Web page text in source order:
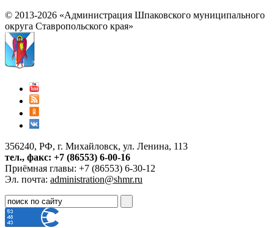
© 2013-2026 «Администрация Шпаковского муниципального
округа Ставропольского края»
356240, РФ, г. Михайловск, ул. Ленина, 113
тел., факс: +7 (86553) 6-00-16
Приёмная главы: +7 (86553) 6-30-12
Эл. почта: administration@shmr.ru